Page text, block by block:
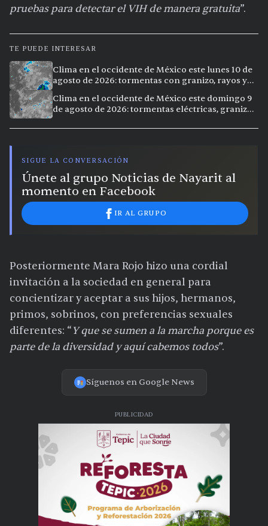
pruebas para detectar el VIH de manera gratuita”.
TE PUEDE INTERESAR
Clima en el occidente de México este lunes 10 de
agosto de 2026: tormentas con granizo, rayos y
Clima en el occidente de México este domingo 9
de agosto de 2026: tormentas eléctricas, granizo
SIGUE LA CONVERSACIÓN
Únete al grupo Noticias de Nayarit al
momento en Facebook
IR AL GRUPO
Posteriormente Mara Rojo hizo una cordial
invitación a la sociedad en general para
concientizar y aceptar a sus hijos, hermanos,
primos, sobrinos, con preferencias sexuales
diferentes: “Y que se sumen a la marcha porque es
parte de la diversidad y aquí cabemos todos”.
Síguenos en Google News
PUBLICIDAD